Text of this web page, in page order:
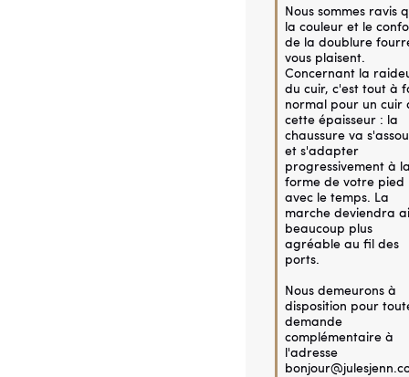
Nous sommes ravis
la couleur et le
de la doublure
vous plaisent.
Concernant la
du cuir, c'est tout à
normal pour un cuir
cette épaisseur : la
chaussure va
et s'adapter
progressivement à
forme de votre pied
avec le temps. La
marche deviendra
beaucoup plus
agréable au fil des
ports.
Nous demeurons à
disposition pour
demande
complémentaire à
l'adresse